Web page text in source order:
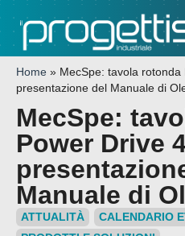
Home » MecSpe: tavola
presentazione del Manuale di
MecSpe:
Power Drive
Manuale di
ATTUALITÀ
CALENDARIO